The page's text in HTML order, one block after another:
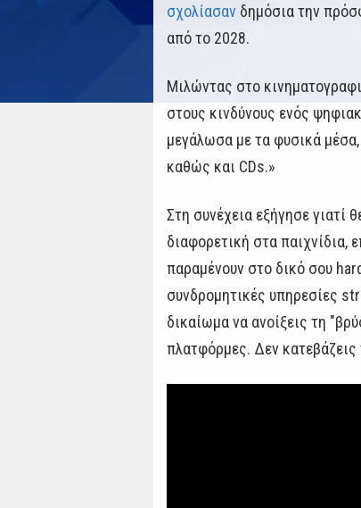
σχολίασαν δημόσια την
από το 2028.
Μιλώντας στο
στους κινδύνους ενός
μεγάλωσα με τα φυσικά
καθώς και CDs.»
Στη συνέχεια εξήγησε
διαφορετική στα παιχνίδια,
παραμένουν στο δικό σου
συνδρομητικές υπηρεσίες
δικαίωμα να ανοίξεις τη
πλατφόρμες. Δεν